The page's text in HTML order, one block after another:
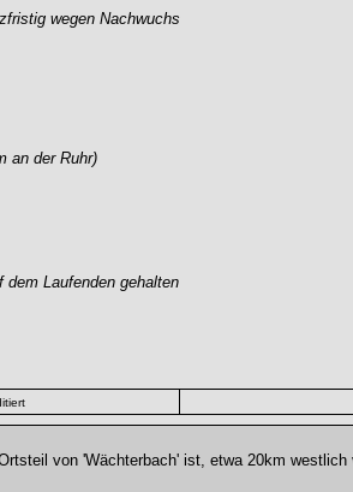
wegen Nachwuchs
an der Ruhr)
Laufenden gehalten
von 'Wächterbach' ist, etwa 20km westlich